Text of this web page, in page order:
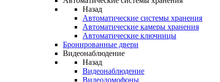
Назад
Автоматические системы хранения
Автоматические камеры хранения
Автоматические ключницы
Бронированные двери
Видеонаблюдение
Назад
Видеонаблюдение
Видеодомофоны